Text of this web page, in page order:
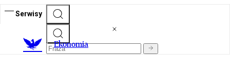
Serwisy
Ekonomia